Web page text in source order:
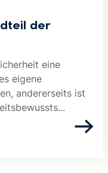
der
eine
eigene
andererseits ist